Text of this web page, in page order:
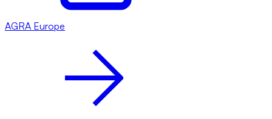
AGRA Europe